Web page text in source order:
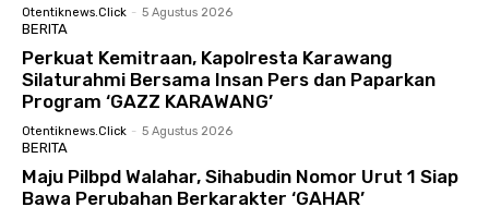
Otentiknews.click - 5 Agustus 2026
BERITA
Perkuat Kemitraan, Kapolresta Karawang
Silaturahmi Bersama Insan Pers dan Paparkan
Program ‘GAZZ KARAWANG’
Otentiknews.click - 5 Agustus 2026
BERITA
Maju Pilbpd Walahar, Sihabudin Nomor Urut 1 Siap
Bawa Perubahan Berkarakter ‘GAHAR’